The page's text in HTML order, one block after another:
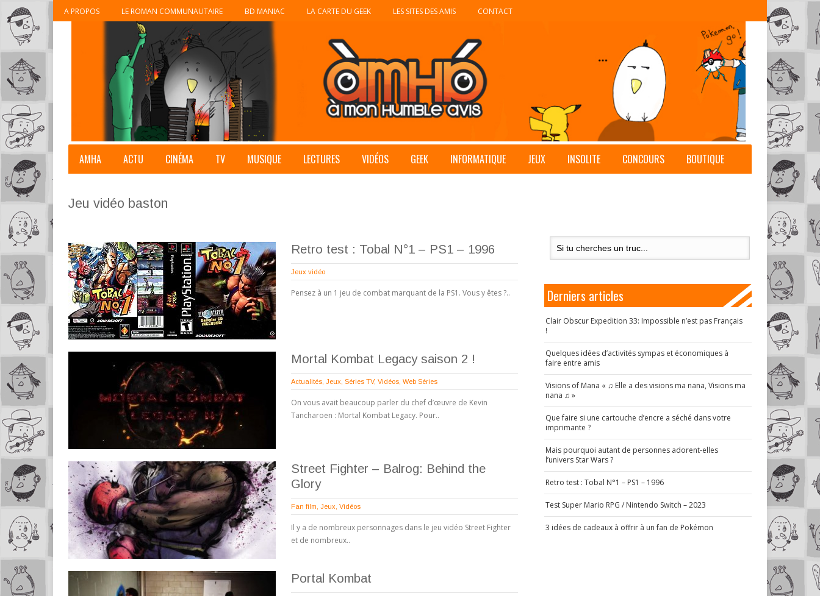
A PROPOS LE ROMAN COMMUNAUTAIRE BD MANIAC LA CARTE DU GEEK LES SITES DES AMIS CONTACT
AMHA ACTU CINÉMA TV MUSIQUE LECTURES VIDÉOS GEEK INFORMATIQUE JEUX INSOLITE CONCOURS BOUTIQUE
Jeu vidéo baston
Retro test : Tobal N°1 – PS1 – 1996
Jeux vidéo
Pensez à un 1 jeu de combat marquant de la PS1. Vous y êtes ?..
Mortal Kombat Legacy saison 2 !
Actualités Jeux Séries TV, Vidéos Web Séries
On vous avait beaucoup parler du chef d’œuvre de Kevin
Tancharoen : Mortal Kombat Legacy. Pour..
Street Fighter – Balrog: Behind the
Glory
Fan film Jeux Vidéos
Il y a de nombreux personnages dans le jeu vidéo Street Fighter
et de nombreux..
Portal Kombat
Derniers articles
Clair Obscur Expedition 33: Impossible n’est pas Français
!
Quelques idées d’activités sympas et économiques à
faire entre amis
Visions of Mana « ♫ Elle a des visions ma nana, Visions ma
nana ♫ »
Que faire si une cartouche d’encre a séché dans votre
imprimante ?
Mais pourquoi autant de personnes adorent-elles
l’univers Star Wars ?
Retro test : Tobal N°1 – PS1 – 1996
Test Super Mario RPG / Nintendo Switch – 2023
3 idées de cadeaux à offrir à un fan de Pokémon